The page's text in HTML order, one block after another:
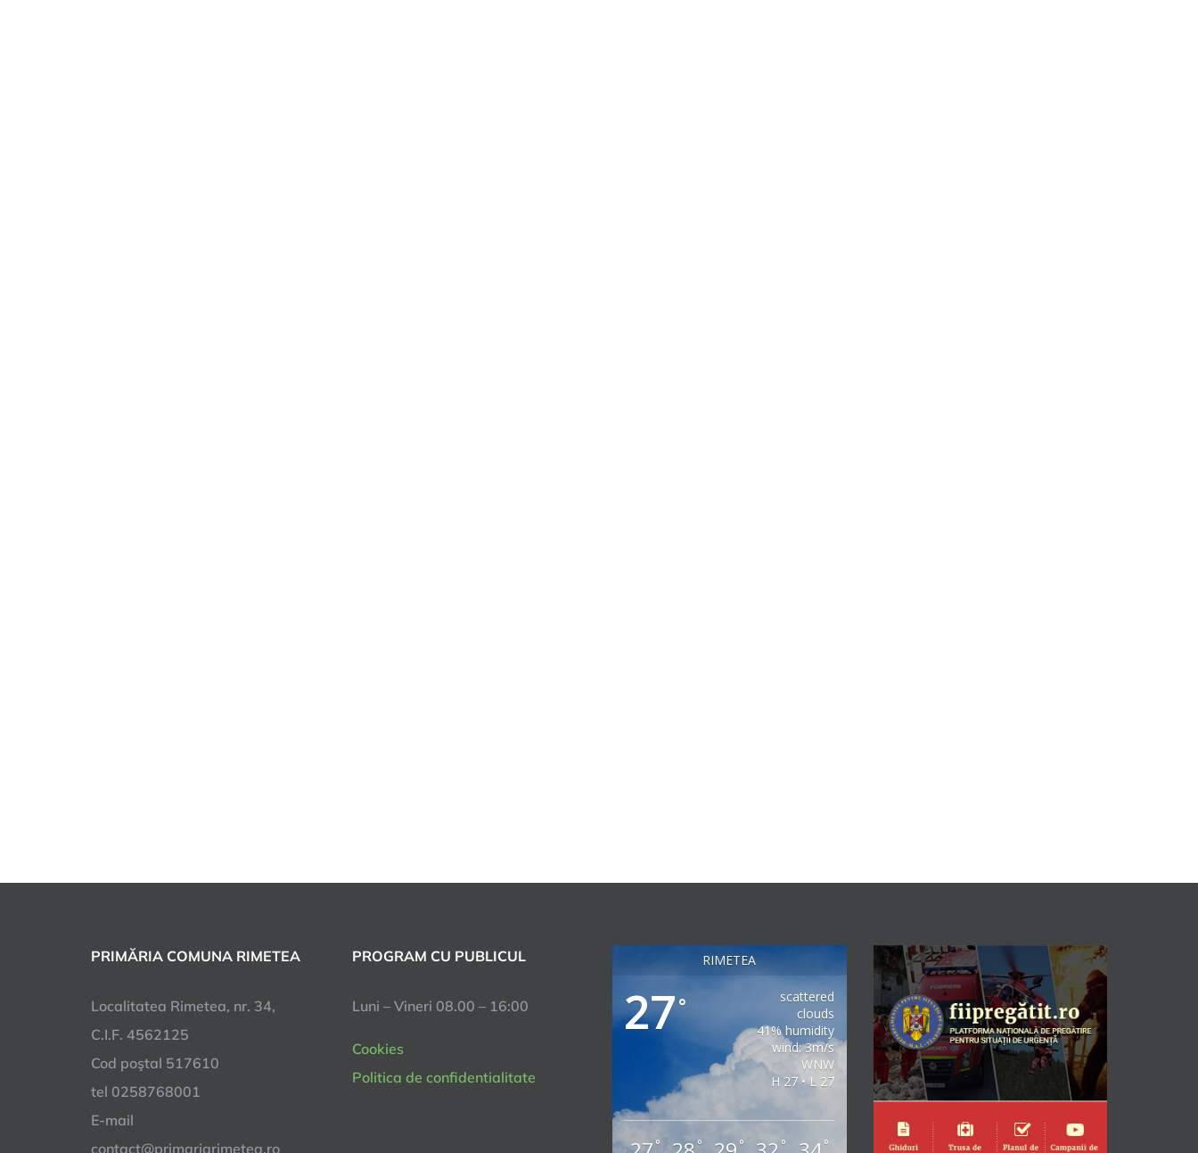
PRIMĂRIA COMUNA RIMETEA
Localitatea Rimetea, nr. 34,
C.I.F. 4562125
Cod poştal 517610
tel 0258768001
E-mail
contact@primariarimetea.ro
PROGRAM CU PUBLICUL
Luni – Vineri 08.00 – 16:00
Cookies
Politica de confidentialitate
RIMETEA
27°
scattered
clouds
41% humidity
wind: 3m/s
WNW
H 27 • L 27
° ° ° ° °